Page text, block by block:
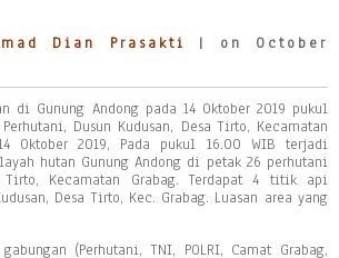
Dian Prasakti
| on October
di Gunung Andong pada 14 Oktober 2019 pukul
Dusun Kudusan, Desa Tirto, Kecamatan
Oktober 2019, Pada pukul 16.00 WIB terjadi
hutan Gunung Andong di petak 26 perhutani
Tirto, Kecamatan Grabag. Terdapat 4 titik api
Desa Tirto, Kec. Grabag. Luasan area yang
(Perhutani, TNI, POLRI, Camat Grabag,